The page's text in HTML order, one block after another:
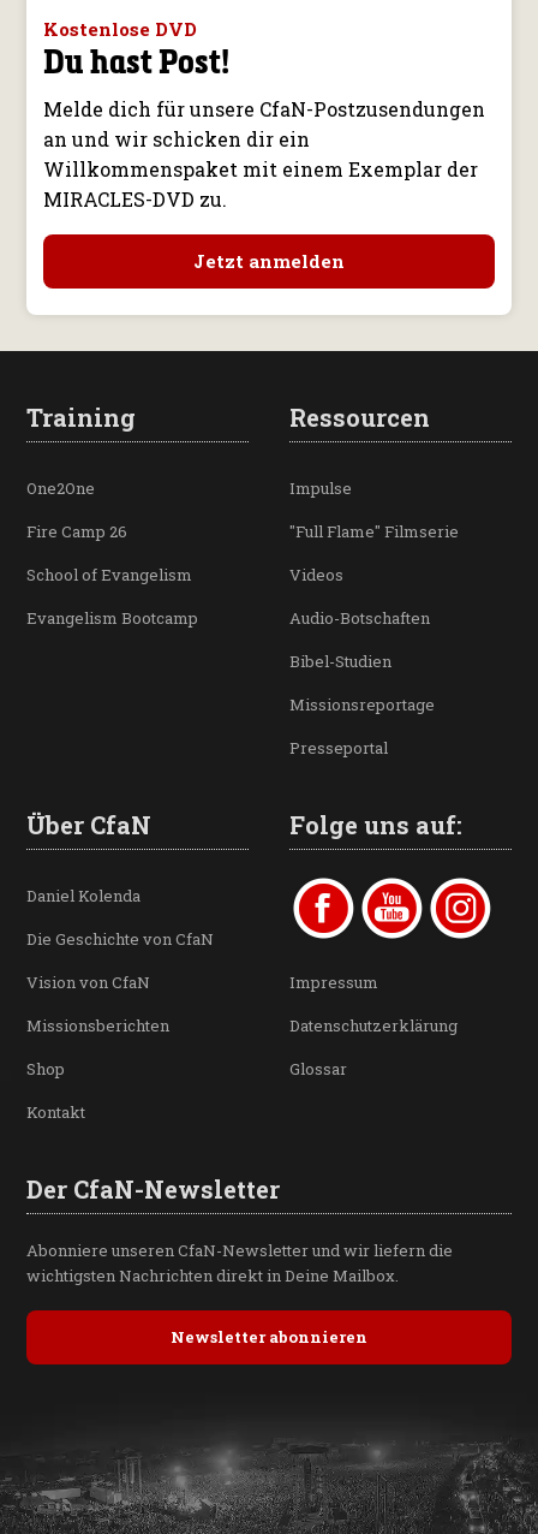
Kostenlose DVD
Du hast Post!
Melde dich für unsere CfaN-Postzusendungen
an und wir schicken dir ein
Willkommenspaket mit einem Exemplar der
MIRACLES-DVD zu.
Jetzt anmelden
Training
One2One
Fire Camp 26
School of Evangelism
Evangelism Bootcamp
Ressourcen
Impulse
"Full Flame" Filmserie
Videos
Audio-Botschaften
Bibel-Studien
Missionsreportage
Presseportal
Über CfaN
Daniel Kolenda
Die Geschichte von CfaN
Vision von CfaN
Missionsberichten
Shop
Kontakt
Folge uns auf:
Impressum
Datenschutzerklärung
Glossar
Der CfaN-Newsletter
Abonniere unseren CfaN-Newsletter und wir liefern die
wichtigsten Nachrichten direkt in Deine Mailbox.
Newsletter abonnieren